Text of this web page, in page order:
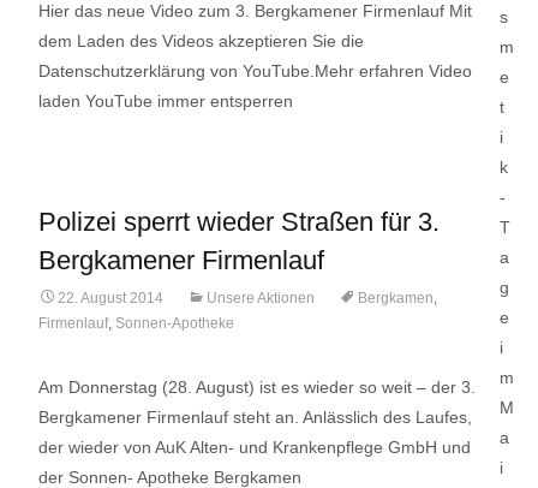
Hier das neue Video zum 3. Bergkamener Firmenlauf Mit
dem Laden des Videos akzeptieren Sie die
Datenschutzerklärung von YouTube.Mehr erfahren Video
laden YouTube immer entsperren
Polizei sperrt wieder Straßen für 3.
Bergkamener Firmenlauf
22. August 2014 Unsere Aktionen Bergkamen,
Firmenlauf, Sonnen-Apotheke
Am Donnerstag (28. August) ist es wieder so weit – der 3.
Bergkamener Firmenlauf steht an. Anlässlich des Laufes,
der wieder von AuK Alten- und Krankenpflege GmbH und
der Sonnen- Apotheke Bergkamen